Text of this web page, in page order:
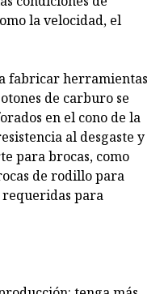
la velocidad, el
fabricar herramientas
de carburo se
en el cono de la
al desgaste y
para brocas, como
de rodillo para
requeridas para